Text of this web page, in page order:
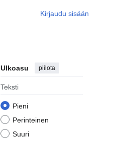
Kirjaudu sisään
Ulkoasu piilota
Teksti
Pieni
Perinteinen
Suuri